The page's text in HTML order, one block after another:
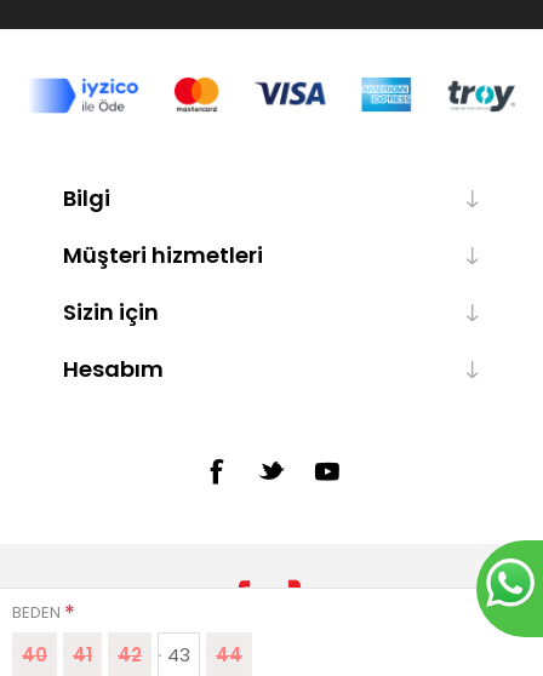
BEDEN *
40 41 42 43 44
Bilgi
Müşteri hizmetleri
Sizin için
Hesabım